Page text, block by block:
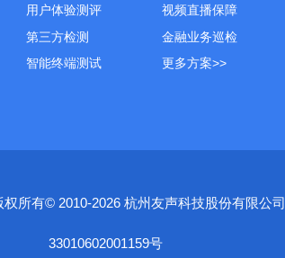
用户体验测评
第三方检测
智能终端测试
视频直播保障
金融业务巡检
更多方案>>
权所有© 2010-2026 杭州友声科技股份有限公司
33010602001159号